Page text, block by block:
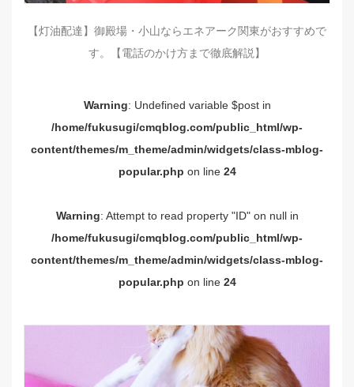
【灯油配達】御殿場・小山ならエネアーク関東がおすすめで
す。【電話のかけ方まで徹底解説】
Warning: Undefined variable $post in
/home/fukusugi/cmqblog.com/public_html/wp-
content/themes/m_theme/admin/widgets/class-mblog-
popular.php on line 24
Warning: Attempt to read property "ID" on null in
/home/fukusugi/cmqblog.com/public_html/wp-
content/themes/m_theme/admin/widgets/class-mblog-
popular.php on line 24